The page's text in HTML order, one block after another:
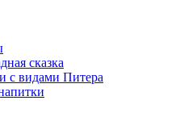
сказка
с видами Питера